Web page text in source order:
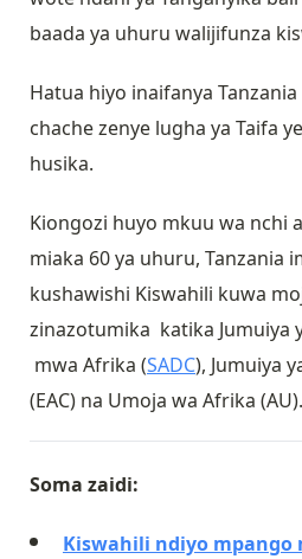
baada ya uhuru walijifunza
Hatua hiyo inaifanya
chache zenye lugha ya Taifa
husika.
Kiongozi huyo mkuu wa nchi
miaka 60 ya uhuru, Tanzania
kushawishi Kiswahili kuwa
zinazotumika katika Jumuiya
mwa Afrika (SADC), Jumuiya
(EAC) na Umoja wa Afrika (AU).
Soma zaidi:
Kiswahili ndiyo mpango